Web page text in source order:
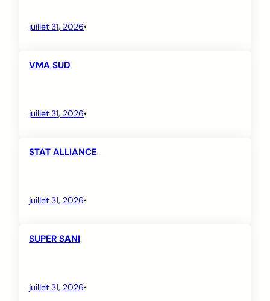
juillet 31, 2026•
VMA SUD
juillet 31, 2026•
STAT ALLIANCE
juillet 31, 2026•
SUPER SANI
juillet 31, 2026•